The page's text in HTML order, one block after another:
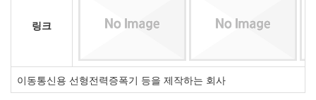
링크
이동통신용 선형전력증폭기 등을 제작하는 회사